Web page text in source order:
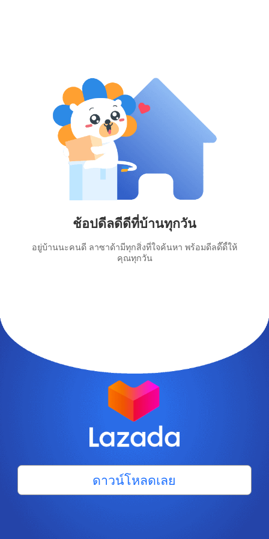
ช้อปดีลดีดีที่บ้านทุกวัน
อยู่บ้านนะคนดี ลาซาด้ามีทุกสิ่งที่ใจค้นหา พร้อมดีลดี๊ดี้ให้
คุณทุกวัน
ดาวน์โหลดเลย